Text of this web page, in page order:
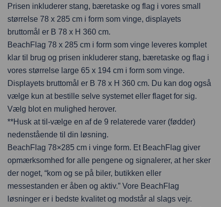
Prisen inkluderer stang, bæretaske og flag i vores small
størrelse 78 x 285 cm i form som vinge, displayets
bruttomål er B 78 x H 360 cm.
BeachFlag 78 x 285 cm i form som vinge leveres komplet
klar til brug og prisen inkluderer stang, bæretaske og flag i
vores størrelse large 65 x 194 cm i form som vinge.
Displayets bruttomål er B 78 x H 360 cm. Du kan dog også
vælge kun at bestille selve systemet eller flaget for sig.
Vælg blot en mulighed herover.
**Husk at til-vælge en af de 9 relaterede varer (fødder)
nedenstående til din løsning.
BeachFlag 78×285 cm i vinge form. Et BeachFlag giver
opmærksomhed for alle pengene og signalerer, at her sker
der noget, “kom og se på biler, butikken eller
messestanden er åben og aktiv.” Vore BeachFlag
løsninger er i bedste kvalitet og modstår al slags vejr.